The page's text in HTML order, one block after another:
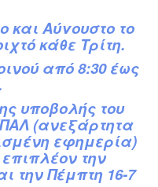
και Αύγουστο το
κάθε Τρίτη.
από 8:30 έως
υποβολής του
(ανεξάρτητα
εφημερία)
την
την Πέμπτη 16-7